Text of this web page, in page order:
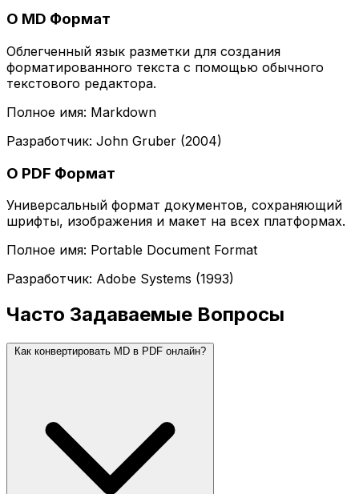
О MD Формат
Облегченный язык разметки для создания
форматированного текста с помощью обычного
текстового редактора.
Полное имя: Markdown
Разработчик: John Gruber (2004)
О PDF Формат
Универсальный формат документов, сохраняющий
шрифты, изображения и макет на всех платформах.
Полное имя: Portable Document Format
Разработчик: Adobe Systems (1993)
Часто Задаваемые Вопросы
Как конвертировать MD в PDF онлайн?